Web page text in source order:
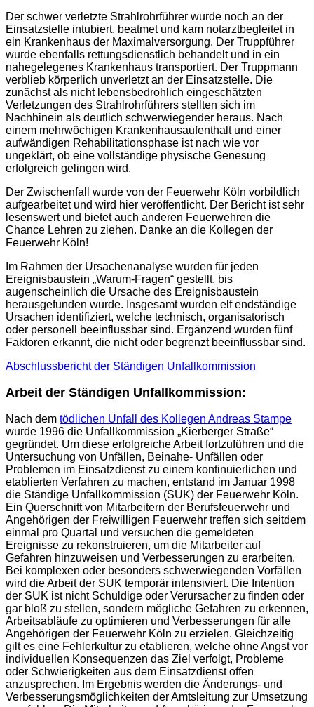
Der schwer verletzte Strahlrohrführer wurde noch an der
Einsatzstelle intubiert, beatmet und kam notarztbegleitet in
ein Krankenhaus der Maximalversorgung. Der Truppführer
wurde ebenfalls rettungsdienstlich behandelt und in ein
nahegelegenes Krankenhaus transportiert. Der Truppmann
verblieb körperlich unverletzt an der Einsatzstelle. Die
zunächst als nicht lebensbedrohlich eingeschätzten
Verletzungen des Strahlrohrführers stellten sich im
Nachhinein als deutlich schwerwiegender heraus. Nach
einem mehrwöchigen Krankenhausaufenthalt und einer
aufwändigen Rehabilitationsphase ist nach wie vor
ungeklärt, ob eine vollständige physische Genesung
erfolgreich gelingen wird.
Der Zwischenfall wurde von der Feuerwehr Köln vorbildlich
aufgearbeitet und wird hier veröffentlicht. Der Bericht ist sehr
lesenswert und bietet auch anderen Feuerwehren die
Chance Lehren zu ziehen. Danke an die Kollegen der
Feuerwehr Köln!
Im Rahmen der Ursachenanalyse wurden für jeden
Ereignisbaustein „Warum-Fragen“ gestellt, bis
augenscheinlich die Ursache des Ereignisbaustein
herausgefunden wurde. Insgesamt wurden elf endständige
Ursachen identifiziert, welche technisch, organisatorisch
oder personell beeinflussbar sind. Ergänzend wurden fünf
Faktoren erkannt, die nicht oder begrenzt beeinflussbar sind.
Abschlussbericht der Ständigen Unfallkommission
Arbeit der Ständigen Unfallkommission:
Nach dem tödlichen Unfall des Kollegen Andreas Stampe
wurde 1996 die Unfallkommission „Kierberger Straße“
gegründet. Um diese erfolgreiche Arbeit fortzuführen und die
Untersuchung von Unfällen, Beinahe- Unfällen oder
Problemen im Einsatzdienst zu einem kontinuierlichen und
etablierten Verfahren zu machen, entstand im Januar 1998
die Ständige Unfallkommission (SUK) der Feuerwehr Köln.
Ein Querschnitt von Mitarbeitern der Berufsfeuerwehr und
Angehörigen der Freiwilligen Feuerwehr treffen sich seitdem
einmal pro Quartal und versuchen die gemeldeten
Ereignisse zu rekonstruieren, um die Mitarbeiter auf
Gefahren hinzuweisen und Verbesserungen zu erarbeiten.
Bei komplexen oder besonders schwerwiegenden Vorfällen
wird die Arbeit der SUK temporär intensiviert. Die Intention
der SUK ist nicht Schuldige oder Verursacher zu finden oder
gar bloß zu stellen, sondern mögliche Gefahren zu erkennen,
Arbeitsabläufe zu optimieren und Verbesserungen für alle
Angehörigen der Feuerwehr Köln zu erzielen. Gleichzeitig
gilt es eine Fehlerkultur zu etablieren, welche ohne Angst vor
individuellen Konsequenzen das Ziel verfolgt, Probleme
oder Schwierigkeiten aus dem Einsatzdienst offen
anzusprechen. Im Ergebnis werden die Änderungs- und
Verbesserungsmöglichkeiten der Amtsleitung zur Umsetzung